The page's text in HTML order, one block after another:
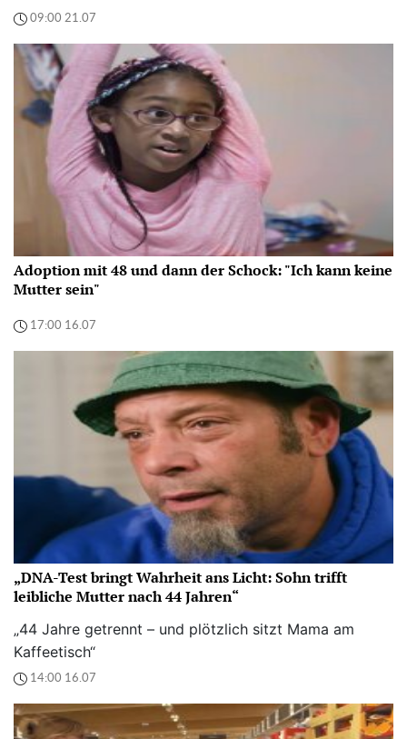
09:00 21.07
Adoption mit 48 und dann der Schock: "Ich kann keine
Mutter sein"
17:00 16.07
„DNA-Test bringt Wahrheit ans Licht: Sohn trifft
leibliche Mutter nach 44 Jahren“
„44 Jahre getrennt – und plötzlich sitzt Mama am
Kaffeetisch“
14:00 16.07